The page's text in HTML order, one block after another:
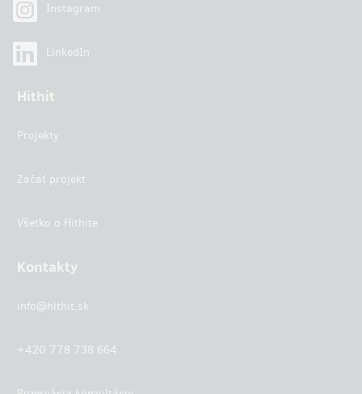
Instagram
LinkedIn
Hithit
Projekty
Začať projekt
Všetko o Hithite
Kontakty
info@hithit.sk
+420 778 738 664